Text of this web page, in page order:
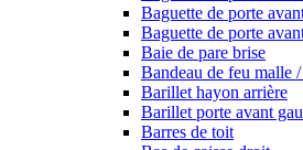
Baguette de porte
Baguette de porte
Baie de pare brise
Bandeau de feu malle
Barillet hayon arrière
Barillet porte avant
Barres de toit